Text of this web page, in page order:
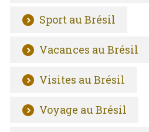
Sport au Brésil
Vacances au Brésil
Visites au Brésil
Voyage au Brésil